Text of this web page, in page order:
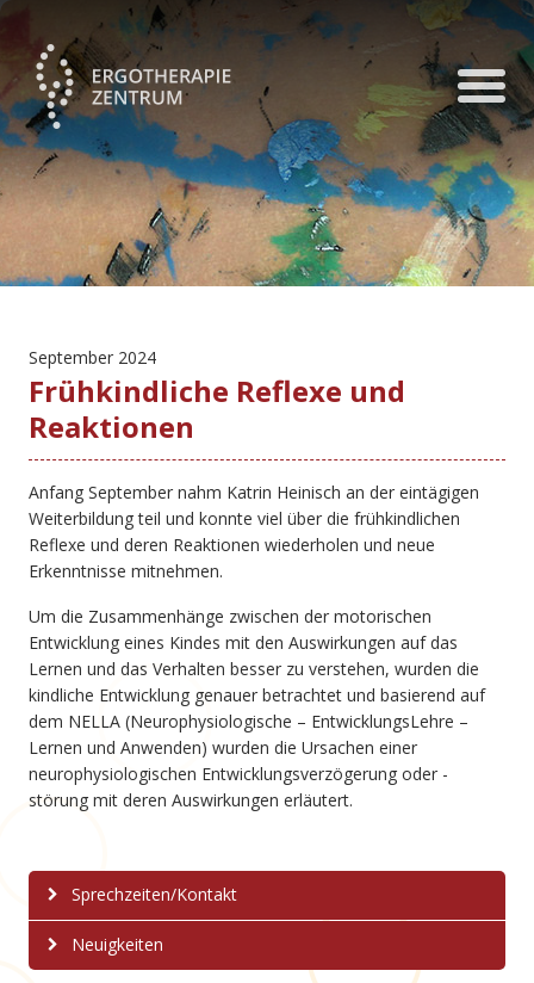
September 2024
Frühkindliche Reflexe und
Reaktionen
Anfang September nahm Katrin Heinisch an der eintägigen
Weiterbildung teil und konnte viel über die frühkindlichen
Reflexe und deren Reaktionen wiederholen und neue
Erkenntnisse mitnehmen.
Um die Zusammenhänge zwischen der motorischen
Entwicklung eines Kindes mit den Auswirkungen auf das
Lernen und das Verhalten besser zu verstehen, wurden die
kindliche Entwicklung genauer betrachtet und basierend auf
dem NELLA (Neurophysiologische – EntwicklungsLehre –
Lernen und Anwenden) wurden die Ursachen einer
neurophysiologischen Entwicklungsverzögerung oder -
störung mit deren Auswirkungen erläutert.
Sprechzeiten/Kontakt
Neuigkeiten